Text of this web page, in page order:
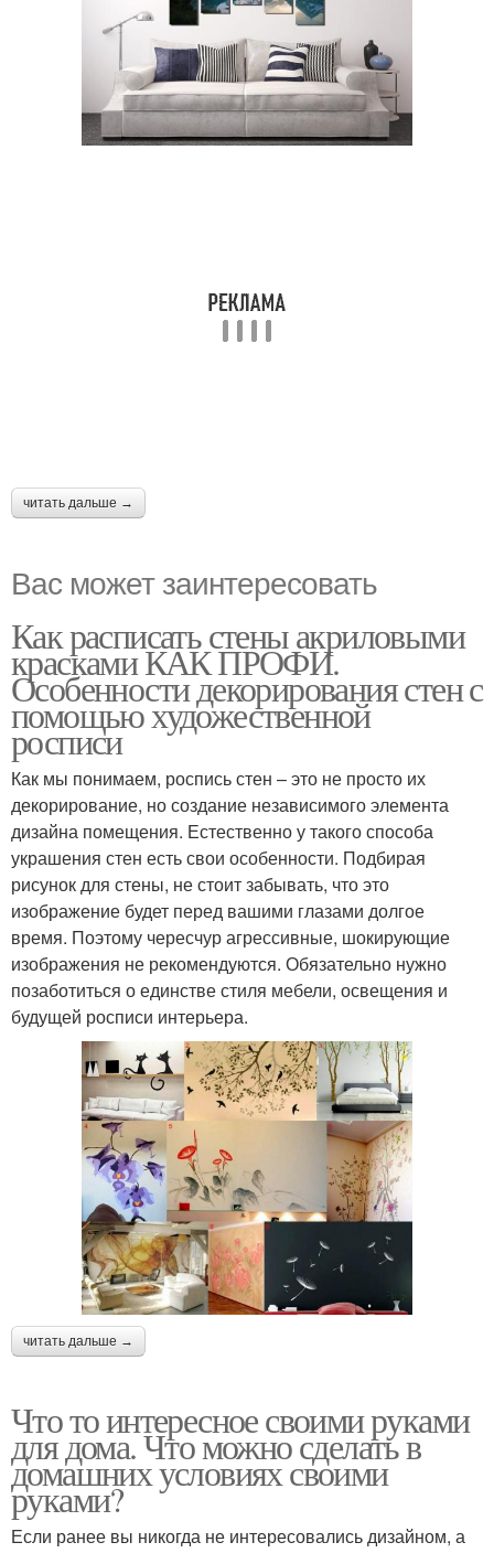
читать дальше →
Вас может заинтересовать
Как расписать стены акриловыми
красками КАК ПРОФИ.
Особенности декорирования стен с
помощью художественной
росписи
Как мы понимаем, роспись стен – это не просто их
декорирование, но создание независимого элемента
дизайна помещения. Естественно у такого способа
украшения стен есть свои особенности. Подбирая
рисунок для стены, не стоит забывать, что это
изображение будет перед вашими глазами долгое
время. Поэтому чересчур агрессивные, шокирующие
изображения не рекомендуются. Обязательно нужно
позаботиться о единстве стиля мебели, освещения и
будущей росписи интерьера.
читать дальше →
Что то интересное своими руками
для дома. Что можно сделать в
домашних условиях своими
руками?
Если ранее вы никогда не интересовались дизайном, а